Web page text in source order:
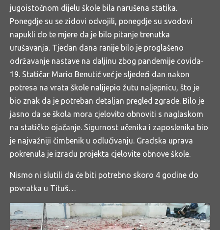
jugoistočnom dijelu škole bila narušena statika.
Ponegdje su se zidovi odvojili, ponegdje su svodovi
napukli do te mjere da je bilo pitanje trenutka
urušavanja. Tjedan dana ranije bilo je proglašeno
održavanje nastave na daljinu zbog pandemije covida-
19. Statičar Mario Benutić već je sljedeći dan nakon
potresa na vrata škole nalijepio žutu naljepnicu, što je
bio znak da je potreban detaljan pregled zgrade. Bilo je
jasno da se škola mora cjelovito obnoviti s naglaskom
na statičko ojačanje. Sigurnost učenika i zaposlenika bio
je najvažniji čimbenik u odlučivanju. Gradska uprava
pokrenula je izradu projekta cjelovite obnove škole.
Nismo ni slutili da će biti potrebno skoro 4 godine do
povratka u Tituš…